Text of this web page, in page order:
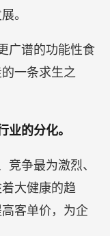
。
广谱的功能性食
一条求生之
业的分化。
竞争最为激烈、
大健康的趋
客单价，为企